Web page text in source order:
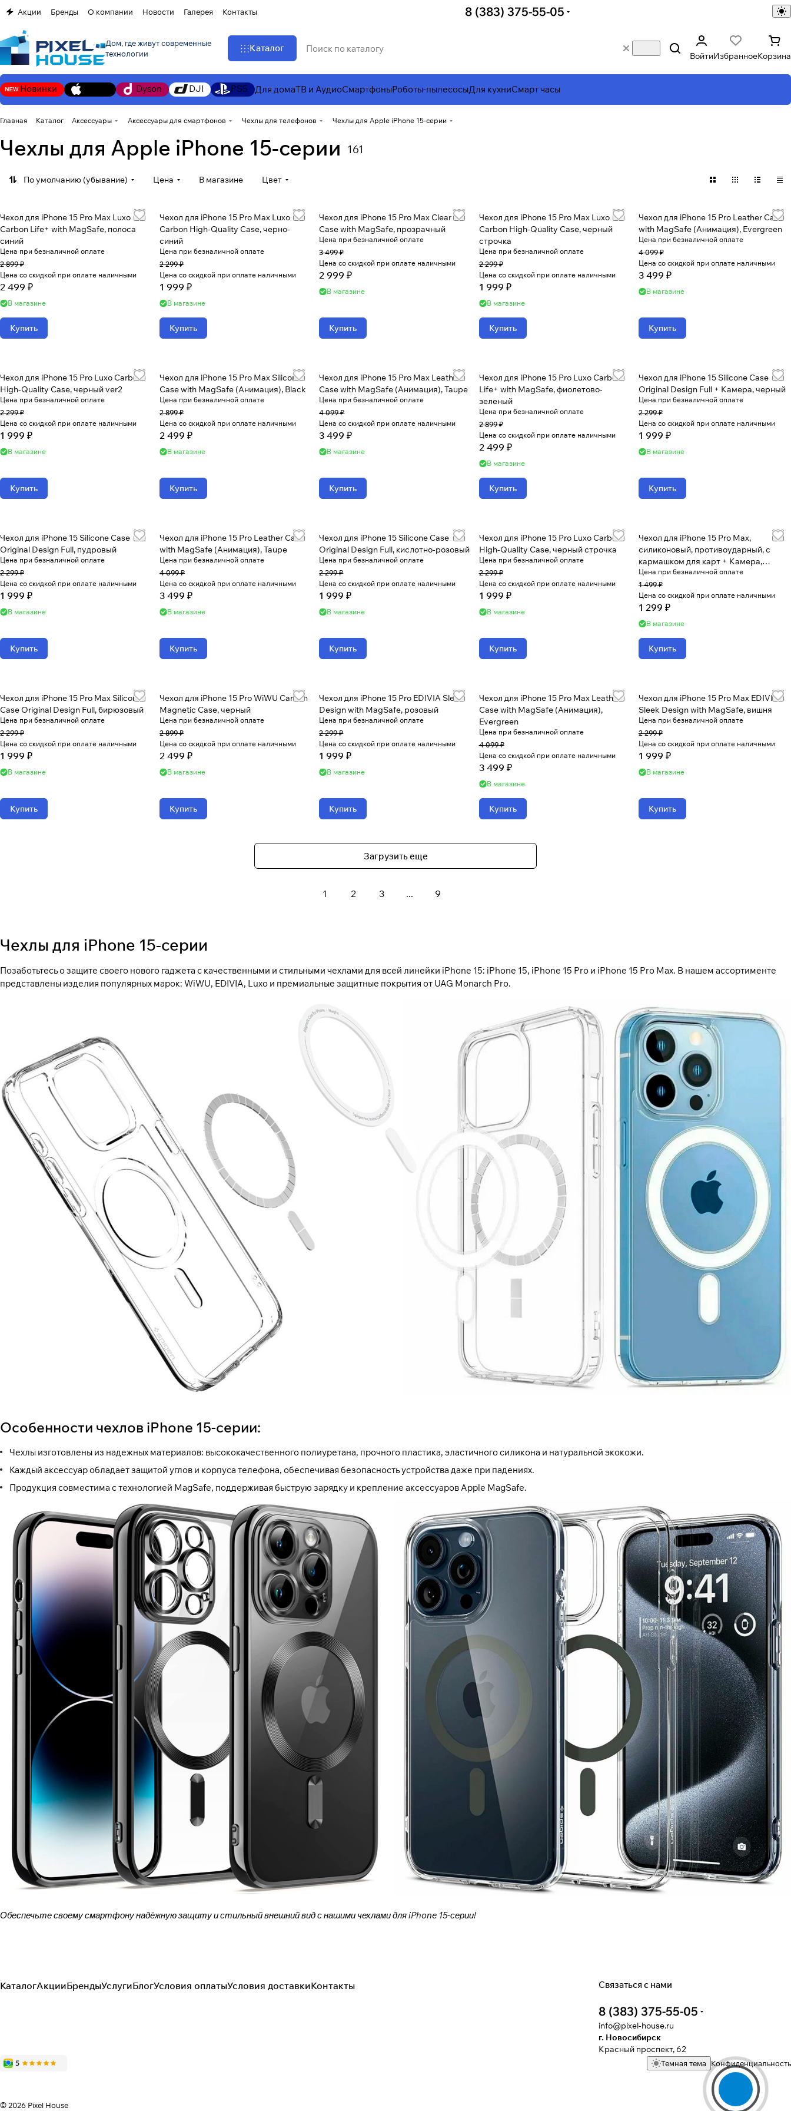
Акции Бренды О компании Новости Галерея Контакты 8 (383) 375-55-05
Дом, где живут современные
технологии
Каталог
ВойтиИзбранноеКорзина
Новинки Dyson DJI PS5 Для домаТВ и АудиоСмартфоныРоботы-пылесосыДля кухниСмарт часы
Главная Каталог Аксессуары Аксессуары для смартфонов Чехлы для телефонов Чехлы для Apple iPhone 15-серии
Чехлы для Apple iPhone 15-серии 161
По умолчанию (убывание) Цена В магазине Цвет
Чехол для iPhone 15 Pro Max Luxo
Carbon Life+ with MagSafe, полоса
синий
Цена при безналичной оплате
2 899 ₽
Цена со скидкой при оплате наличными
2 499 ₽
В магазине
Купить
Чехол для iPhone 15 Pro Max Luxo
Carbon High-Quality Case, черно-
синий
Цена при безналичной оплате
2 299 ₽
Цена со скидкой при оплате наличными
1 999 ₽
В магазине
Купить
Чехол для iPhone 15 Pro Max Clear
Case with MagSafe, прозрачный
Цена при безналичной оплате
3 499 ₽
Цена со скидкой при оплате наличными
2 999 ₽
В магазине
Купить
Чехол для iPhone 15 Pro Max Luxo
Carbon High-Quality Case, черный
строчка
Цена при безналичной оплате
2 299 ₽
Цена со скидкой при оплате наличными
1 999 ₽
В магазине
Купить
Чехол для iPhone 15 Pro Leather Case
with MagSafe (Анимация), Evergreen
Цена при безналичной оплате
4 099 ₽
Цена со скидкой при оплате наличными
3 499 ₽
В магазине
Купить
Чехол для iPhone 15 Pro Luxo Carbon
High-Quality Case, черный ver2
Цена при безналичной оплате
2 299 ₽
Цена со скидкой при оплате наличными
1 999 ₽
В магазине
Купить
Чехол для iPhone 15 Pro Max Silicone
Case with MagSafe (Анимация), Black
Цена при безналичной оплате
2 899 ₽
Цена со скидкой при оплате наличными
2 499 ₽
В магазине
Купить
Чехол для iPhone 15 Pro Max Leather
Case with MagSafe (Анимация), Taupe
Цена при безналичной оплате
4 099 ₽
Цена со скидкой при оплате наличными
3 499 ₽
В магазине
Купить
Чехол для iPhone 15 Pro Luxo Carbon
Life+ with MagSafe, фиолетово-
зеленый
Цена при безналичной оплате
2 899 ₽
Цена со скидкой при оплате наличными
2 499 ₽
В магазине
Купить
Чехол для iPhone 15 Silicone Case
Original Design Full + Камера, черный
Цена при безналичной оплате
2 299 ₽
Цена со скидкой при оплате наличными
1 999 ₽
В магазине
Купить
Чехол для iPhone 15 Silicone Case
Original Design Full, пудровый
Цена при безналичной оплате
2 299 ₽
Цена со скидкой при оплате наличными
1 999 ₽
В магазине
Купить
Чехол для iPhone 15 Pro Leather Case
with MagSafe (Анимация), Taupe
Цена при безналичной оплате
4 099 ₽
Цена со скидкой при оплате наличными
3 499 ₽
В магазине
Купить
Чехол для iPhone 15 Silicone Case
Original Design Full, кислотно-розовый
Цена при безналичной оплате
2 299 ₽
Цена со скидкой при оплате наличными
1 999 ₽
В магазине
Купить
Чехол для iPhone 15 Pro Luxo Carbon
High-Quality Case, черный строчка
Цена при безналичной оплате
2 299 ₽
Цена со скидкой при оплате наличными
1 999 ₽
В магазине
Купить
Чехол для iPhone 15 Pro Max,
силиконовый, противоударный, с
кармашком для карт + Камера,
прозрачный
Цена при безналичной оплате
1 499 ₽
Цена со скидкой при оплате наличными
1 299 ₽
В магазине
Купить
Чехол для iPhone 15 Pro Max Silicone
Case Original Design Full, бирюзовый
Цена при безналичной оплате
2 299 ₽
Цена со скидкой при оплате наличными
1 999 ₽
В магазине
Купить
Чехол для iPhone 15 Pro WiWU Carbon
Magnetic Case, черный
Цена при безналичной оплате
2 899 ₽
Цена со скидкой при оплате наличными
2 499 ₽
В магазине
Купить
Чехол для iPhone 15 Pro EDIVIA Sleek
Design with MagSafe, розовый
Цена при безналичной оплате
2 299 ₽
Цена со скидкой при оплате наличными
1 999 ₽
В магазине
Купить
Чехол для iPhone 15 Pro Max Leather
Case with MagSafe (Анимация),
Evergreen
Цена при безналичной оплате
4 099 ₽
Цена со скидкой при оплате наличными
3 499 ₽
В магазине
Купить
Чехол для iPhone 15 Pro Max EDIVIA
Sleek Design with MagSafe, вишня
Цена при безналичной оплате
2 299 ₽
Цена со скидкой при оплате наличными
1 999 ₽
В магазине
Купить
Загрузить еще
1 2 3 ... 9
Чехлы для iPhone 15-серии
Позаботьтесь о защите своего нового гаджета с качественными и стильными чехлами для всей линейки iPhone 15: iPhone 15, iPhone 15 Pro и iPhone 15 Pro Max. В нашем ассортименте
представлены изделия популярных марок: WiWU, EDIVIA, Luxo и премиальные защитные покрытия от UAG Monarch Pro.
Особенности чехлов iPhone 15-серии:
Чехлы изготовлены из надежных материалов: высококачественного полиуретана, прочного пластика, эластичного силикона и натуральной экокожи.
Каждый аксессуар обладает защитой углов и корпуса телефона, обеспечивая безопасность устройства даже при падениях.
Продукция совместима с технологией MagSafe, поддерживая быструю зарядку и крепление аксессуаров Apple MagSafe.
Обеспечьте своему смартфону надёжную защиту и стильный внешний вид с нашими чехлами для iPhone 15-серии!
КаталогАкцииБрендыУслугиБлогУсловия оплатыУсловия доставкиКонтакты Связаться с нами
8 (383) 375-55-05
info@pixel-house.ru
г. Новосибирск
Красный проспект, 62
Темная тема Конфиденциальность
© 2026 Pixel House